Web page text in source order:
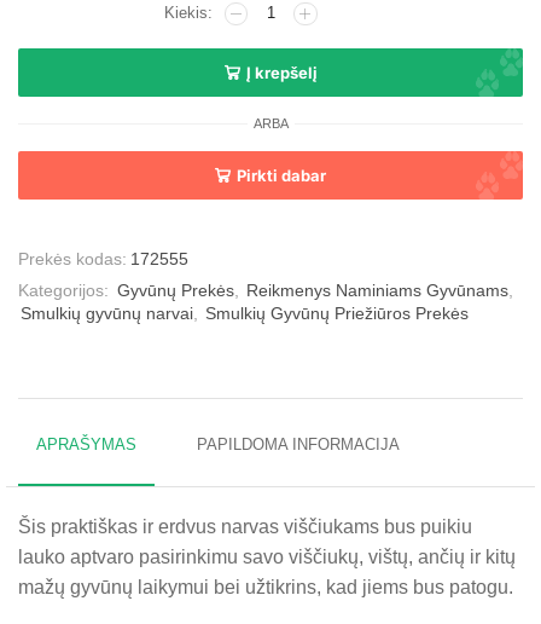
Į krepšelį
ARBA
Pirkti dabar
Prekės kodas: 172555
Kategorijos: Gyvūnų Prekės, Reikmenys Naminiams Gyvūnams,
Smulkių gyvūnų narvai, Smulkių Gyvūnų Priežiūros Prekės
APRAŠYMAS PAPILDOMA INFORMACIJA
Šis praktiškas ir erdvus narvas viščiukams bus puikiu
lauko aptvaro pasirinkimu savo viščiukų, vištų, ančių ir kitų
mažų gyvūnų laikymui bei užtikrins, kad jiems bus patogu.